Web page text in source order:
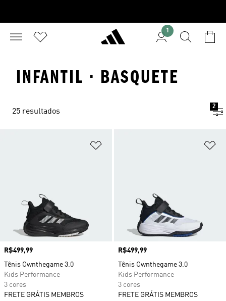
1
INFANTIL · BASQUETE
25 resultados
2
Preço
R$499,99
Tênis Ownthegame 3.0
Kids Performance
3 cores
FRETE GRÁTIS MEMBROS
Preço
R$499,99
Tênis Ownthegame 3.0
Kids Performance
3 cores
FRETE GRÁTIS MEMBROS